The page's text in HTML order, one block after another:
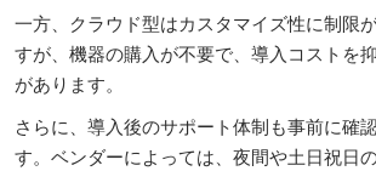
一方、クラウド型はカスタマイズ性に制限
すが、機器の購入が不要で、導入コストを
があります。
さらに、導入後のサポート体制も事前に確
す。ベンダーによっては、夜間や土日祝日